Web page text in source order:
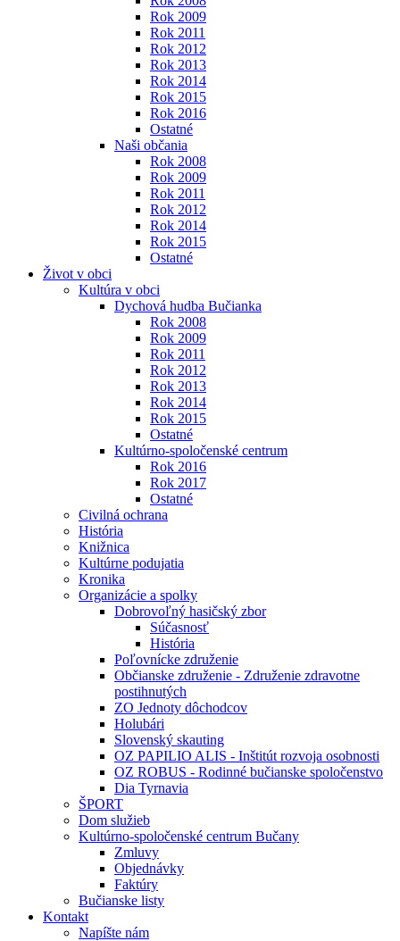
Rok 2009
Rok 2011
Rok 2012
Rok 2013
Rok 2014
Rok 2015
Rok 2016
Ostatné
Naši občania
Rok 2008
Rok 2009
Rok 2011
Rok 2012
Rok 2014
Rok 2015
Ostatné
Život v obci
Kultúra v obci
Dychová hudba Bučianka
Rok 2008
Rok 2009
Rok 2011
Rok 2012
Rok 2013
Rok 2014
Rok 2015
Ostatné
Kultúrno-spoločenské centrum
Rok 2016
Rok 2017
Ostatné
Civilná ochrana
História
Knižnica
Kultúrne podujatia
Kronika
Organizácie a spolky
Dobrovoľný hasičský zbor
Súčasnosť
História
Poľovnícke združenie
Občianske združenie - Združenie zdravotne
postihnutých
ZO Jednoty dôchodcov
Holubári
Slovenský skauting
OZ PAPILIO ALIS - Inštitút rozvoja osobnosti
OZ ROBUS - Rodinné bučianske spoločenstvo
Dia Tyrnavia
ŠPORT
Dom služieb
Kultúrno-spoločenské centrum Bučany
Zmluvy
Objednávky
Faktúry
Bučianske listy
Kontakt
Napíšte nám